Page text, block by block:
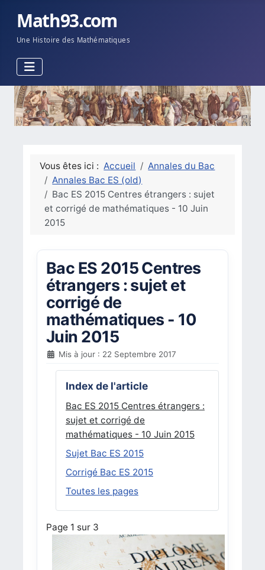
Math93.com
Une Histoire des Mathématiques
Vous êtes ici : Accueil
Annales du Bac
Annales Bac ES (old)
Bac ES 2015 Centres étrangers : sujet
et corrigé de mathématiques - 10 Juin
2015
Bac ES 2015 Centres
étrangers : sujet et
corrigé de
mathématiques - 10
Juin 2015
Mis à jour : 22 Septembre 2017
Index de l'article
Bac ES 2015 Centres étrangers :
sujet et corrigé de
mathématiques - 10 Juin 2015
Sujet Bac ES 2015
Corrigé Bac ES 2015
Toutes les pages
Page 1 sur 3